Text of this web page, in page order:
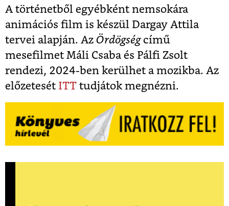
A történetből egyébként nemsokára
animációs film is készül Dargay Attila
tervei alapján. Az Ördögségcímű
mesefilmet Máli Csaba és Pálfi Zsolt
rendezi, 2024-ben kerülhet a mozikba. Az
előzetesét ITT tudjátok megnézni.